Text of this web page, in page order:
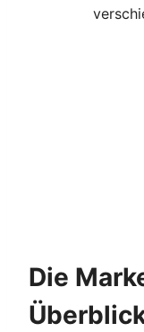
Die